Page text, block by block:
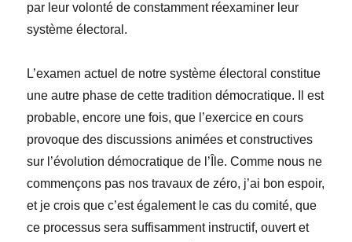
par leur volonté de constamment réexaminer leur
système électoral.
L’examen actuel de notre système électoral constitue
une autre phase de cette tradition démocratique. Il est
probable, encore une fois, que l’exercice en cours
provoque des discussions animées et constructives
sur l’évolution démocratique de l’Île. Comme nous ne
commençons pas nos travaux de zéro, j’ai bon espoir,
et je crois que c’est également le cas du comité, que
ce processus sera suffisamment instructif, ouvert et